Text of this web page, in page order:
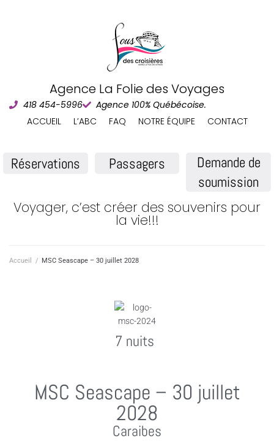
Agence La Folie des Voyages
418 454-5996
Agence 100% Québécoise.
ACCUEIL
L’ABC FAQ NOTRE ÉQUIPE CONTACT
Réservations Passagers
Demande de
soumission
Voyager, c’est créer des souvenirs pour
la vie!!!
Accueil / MSC Seascape – 30 juillet 2028
7 nuits
MSC Seascape – 30 juillet
2028
Caraibes